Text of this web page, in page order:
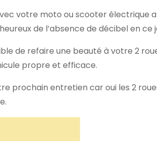
votre moto ou scooter électrique
de l’absence de décibel en ce
de refaire une beauté à votre 2
propre et efficace.
prochain entretien car oui les 2